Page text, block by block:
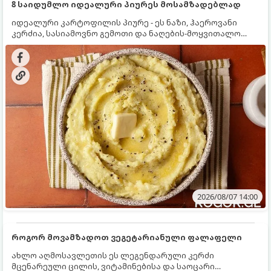
8 საიდუმლო იდეალური პიურეს მოსამზადებლად
იდეალური კარტოფილის პიურე - ეს ნაზი, ჰაეროვანი
კერძია, სასიამოვნო გემოთი და ნაღების-მოყვითალო
ფერით. მისი მომზადება ძალიან მარტივია, მაგრამ
არსებობს რამდენიმე საიდუმლო, რომლებიც უნდა
იცოდეთ, რომ პიურე იდეალურად გემრიელი გამოვიდეს.
2026/08/07 14:00
როგორ მოვამზადოთ ვეგეტარიანული ფალაფელი
ახლო აღმოსავლეთის ეს ლეგენდარული კერძი
მცენარეული ცილის, ვიტამინებისა და საოცარი